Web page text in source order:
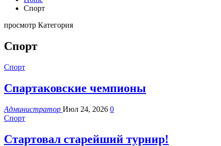
Спорт
просмотр Категория
Спорт
Спорт
Спартаковские чемпионы
Администратор Июл 24, 2026 0
Спорт
Стартовал старейший турнир!